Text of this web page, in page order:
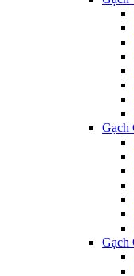
Gạch
Gạch